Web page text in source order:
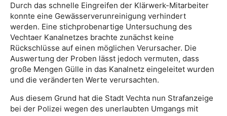
Durch das schnelle Eingreifen der Klärwerk-Mitarbeiter
konnte eine Gewässerverunreinigung verhindert
werden. Eine stichprobenartige Untersuchung des
Vechtaer Kanalnetzes brachte zunächst keine
Rückschlüsse auf einen möglichen Verursacher. Die
Auswertung der Proben lässt jedoch vermuten, dass
große Mengen Gülle in das Kanalnetz eingeleitet wurden
und die veränderten Werte verursachten.
Aus diesem Grund hat die Stadt Vechta nun Strafanzeige
bei der Polizei wegen des unerlaubten Umgangs mit